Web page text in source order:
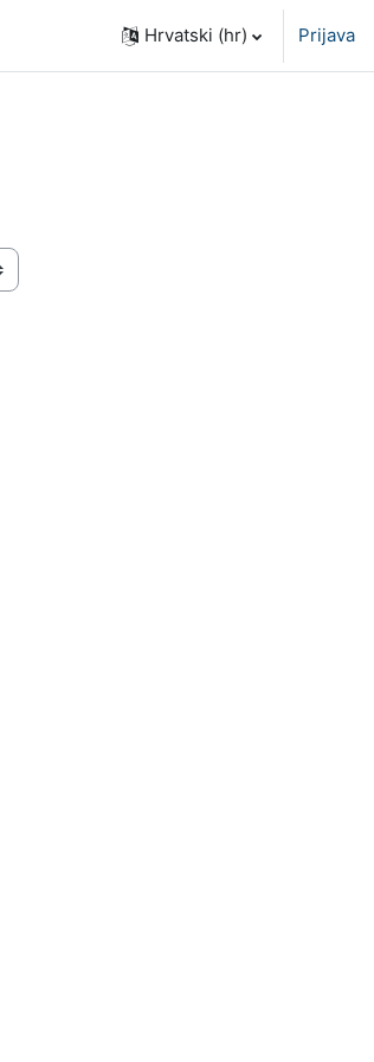
Hrvatski ‎(hr)‎ Prijava